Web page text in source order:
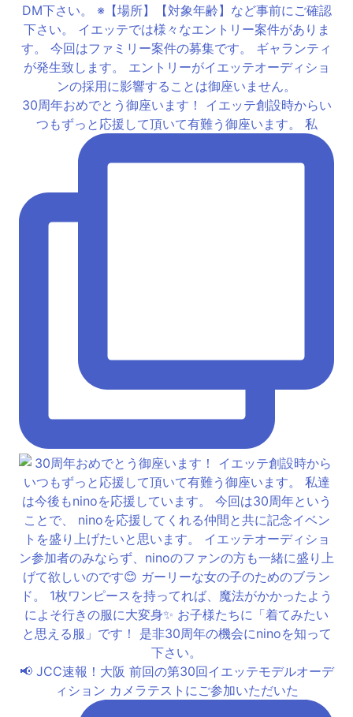
30周年おめでとう御座います！ イエッテ創設時からい
つもずっと応援して頂いて有難う御座います。 私
📢 JCC速報！大阪 前回の第30回イエッテモデルオーデ
ィション カメラテストにご参加いただいた